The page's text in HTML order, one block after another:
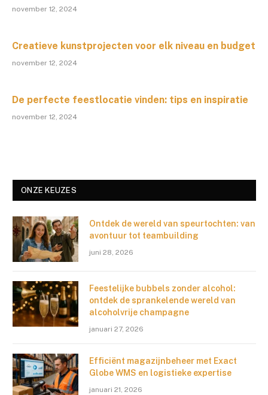
november 12, 2024
Creatieve kunstprojecten voor elk niveau en budget
november 12, 2024
De perfecte feestlocatie vinden: tips en inspiratie
november 12, 2024
ONZE KEUZES
Ontdek de wereld van speurtochten: van
avontuur tot teambuilding
juni 28, 2026
Feestelijke bubbels zonder alcohol:
ontdek de sprankelende wereld van
alcoholvrije champagne
januari 27, 2026
Efficiënt magazijnbeheer met Exact
Globe WMS en logistieke expertise
januari 21, 2026